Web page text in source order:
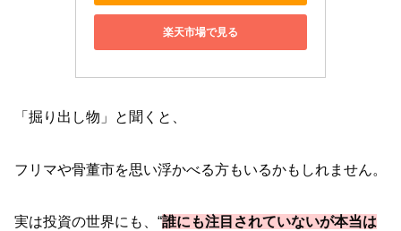
楽天市場で見る
「掘り出し物」と聞くと、
フリマや骨董市を思い浮かべる方もいるかもしれません。
実は投資の世界にも、“誰にも注目されていないが本当は